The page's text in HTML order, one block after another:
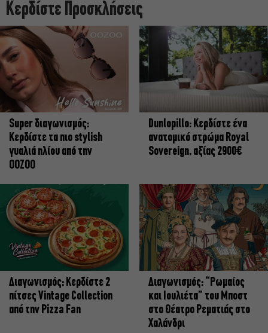
Κερδίστε Προσκλήσεις
Super διαγωνισμός:
Κερδίστε τα πιο stylish
γυαλιά ηλίου από την
OOZOO
Dunlopillo: Κερδίστε ένα
ανατομικό στρώμα Royal
Sovereign, αξίας 2900€
Διαγωνισμός: Κερδίστε 2
πίτσες Vintage Collection
από την Pizza Fan
Διαγωνισμός: “Ρωμαίος
και Ιουλιέτα” του Μποστ
στο Θέατρο Ρεματιάς στο
Χαλάνδρι